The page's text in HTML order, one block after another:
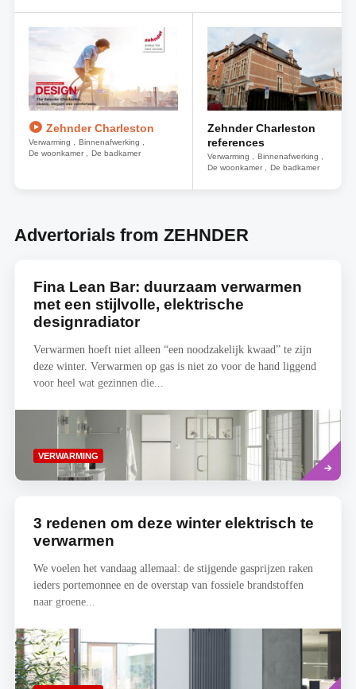
Zehnder Charleston
Verwarming
Binnenafwerking
De woonkamer
De badkamer
Zehnder Charleston
references
Verwarming
Binnenafwerking
De woonkamer
De badkamer
Advertorials from ZEHNDER
Fina Lean Bar: duurzaam verwarmen
met een stijlvolle, elektrische
designradiator
Verwarmen hoeft niet alleen “een noodzakelijk kwaad” te zijn
deze winter. Verwarmen op gas is niet zo voor de hand liggend
voor heel wat gezinnen die...
VERWARMING
more
3 redenen om deze winter elektrisch te
verwarmen
We voelen het vandaag allemaal: de stijgende gasprijzen raken
ieders portemonnee en de overstap van fossiele brandstoffen
naar groene...